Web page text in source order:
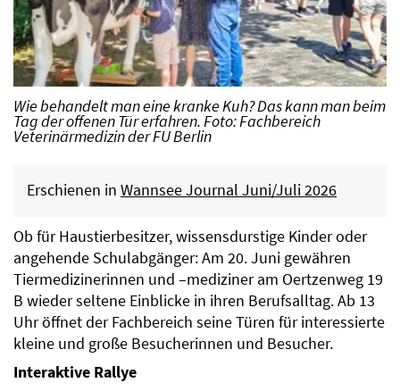
Wie behandelt man eine kranke Kuh? Das kann man beim
Tag der offenen Tür erfahren. Foto: Fachbereich
Veterinärmedizin der FU Berlin
Erschienen in Wannsee Journal Juni/Juli 2026
Ob für Haustierbesitzer, wissensdurstige Kinder oder
angehende Schulabgänger: Am 20. Juni gewähren
Tiermedizinerinnen und –mediziner am Oertzenweg 19
B wieder seltene Einblicke in ihren Berufsalltag. Ab 13
Uhr öffnet der Fachbereich seine Türen für interessierte
kleine und große Besucherinnen und Besucher.
Interaktive Rallye